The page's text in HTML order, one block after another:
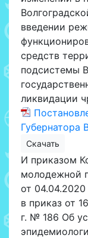
введении
средств
подсистемы
ликвидации
Губернатора
Скачать
И приказом
молодежной
от
в приказ от
г. № 186 Об